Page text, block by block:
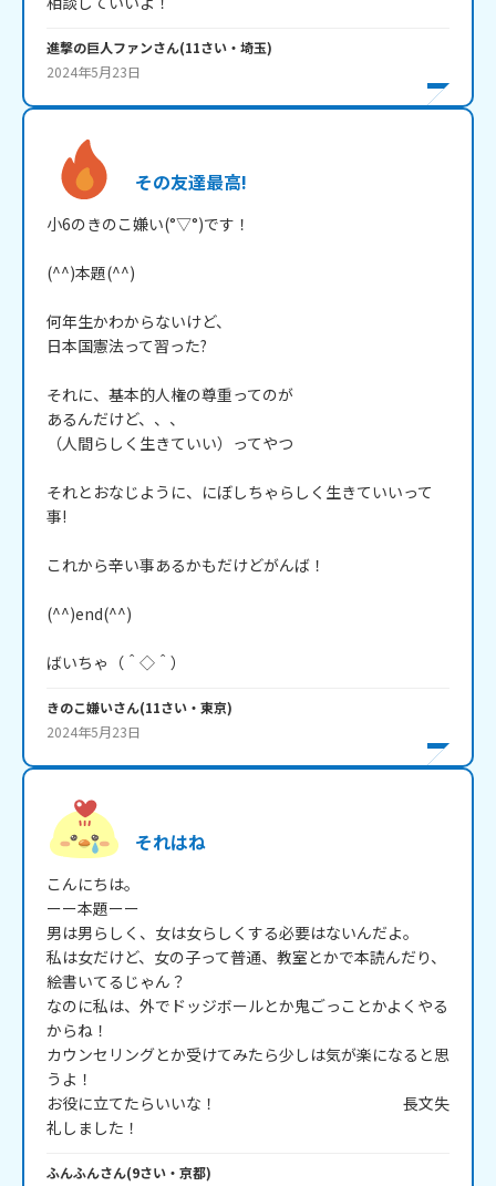
進撃の巨人ファンさん(11さい・ 埼玉)
2024年5月23日
その友達最高!
小6のきのこ嫌い(°▽°)です！
(^^)本題(^^)
何年生かわからないけど、
日本国憲法って習った?
それに、基本的人権の尊重ってのが
あるんだけど、、、
（人間らしく生きていい）ってやつ
それとおなじように、にぼしちゃらしく生きていいって
事!
これから辛い事あるかもだけどがんば！
(^^)end(^^)
ばいちゃ（＾◇＾）
きのこ嫌いさん(11さい・ 東京)
2024年5月23日
それはね
こんにちは。
ーー本題ーー
男は男らしく、女は女らしくする必要はないんだよ。
私は女だけど、女の子って普通、教室とかで本読んだり、
絵書いてるじゃん？
なのに私は、外でドッジボールとか鬼ごっことかよくやる
からね！
カウンセリングとか受けてみたら少しは気が楽になると思
うよ！
お役に立てたらいいな！　　　　　　　　　　　　長文失
礼しました！
ふんふんさん(9さい・ 京都)